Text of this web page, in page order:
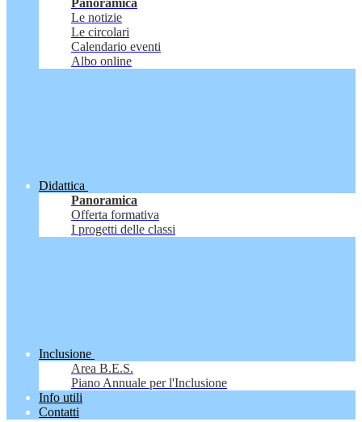
Panoramica
Le notizie
Le circolari
Calendario eventi
Albo online
Didattica
Panoramica
Offerta formativa
I progetti delle classi
Inclusione
Area B.E.S.
Piano Annuale per l'Inclusione
Info utili
Contatti